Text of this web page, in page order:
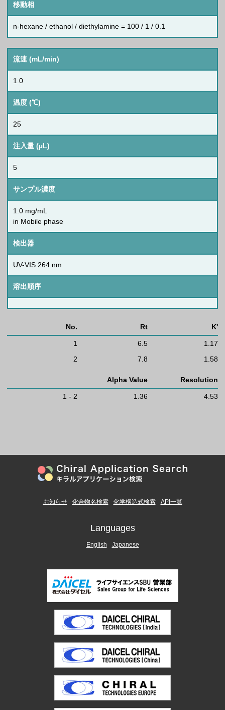
移動相
n-hexane / ethanol / diethylamine = 100 / 1 / 0.1
流速 (mL/min)
1.0
温度 (℃)
25
注入量 (µL)
5
サンプル濃度
1.0 mg/mL
in Mobile phase
検出器
UV-VIS 264 nm
溶出順序
No. Rt K'
1 6.5
1.17
2
7.8 1.58
Alpha Value Resolution
1 - 2 1.36 4.53
お知らせ 化合物名検索 化学構造式検索 API一覧
Languages
English Japanese